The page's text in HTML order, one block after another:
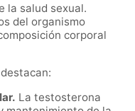
la salud sexual.
del organismo
corporal
La testosterona